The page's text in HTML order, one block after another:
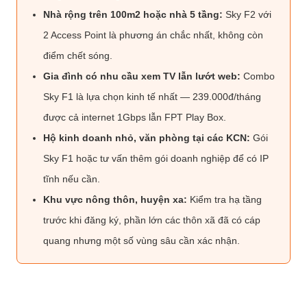
Nhà rộng trên 100m2 hoặc nhà 5 tầng: Sky F2 với
2 Access Point là phương án chắc nhất, không còn
điểm chết sóng.
Gia đình có nhu cầu xem TV lẫn lướt web: Combo
Sky F1 là lựa chọn kinh tế nhất — 239.000đ/tháng
được cả internet 1Gbps lẫn FPT Play Box.
Hộ kinh doanh nhỏ, văn phòng tại các KCN: Gói
Sky F1 hoặc tư vấn thêm gói doanh nghiệp để có IP
tĩnh nếu cần.
Khu vực nông thôn, huyện xa: Kiểm tra hạ tầng
trước khi đăng ký, phần lớn các thôn xã đã có cáp
quang nhưng một số vùng sâu cần xác nhận.